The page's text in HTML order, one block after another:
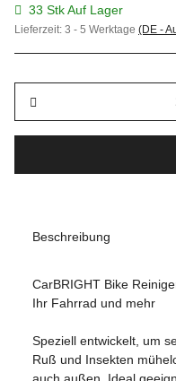
33 Stk Auf Lager
Lieferzeit: 3 - 5 Werktage (DE -
Beschreibung
CarBRIGHT Bike
Ihr Fahrrad und mehr
Speziell entwickelt, um
Ruß und Insekten